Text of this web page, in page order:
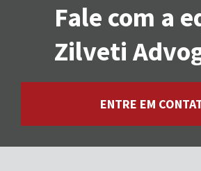
Fale com a
Zilveti
ENTRE EM